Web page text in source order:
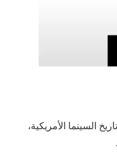
السينما الأمريكية،